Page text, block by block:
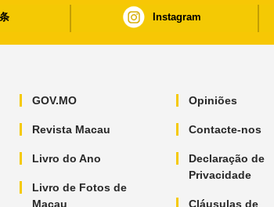
Instagram
GOV.MO
Revista Macau
Livro do Ano
Livro de Fotos de
Macau
Opiniões
Contacte-nos
Declaração de
Privacidade
Cláusulas de